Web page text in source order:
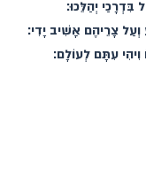
יְהַלֵּכוּ׃
צָרֵיהֶם אָשִׁיב יָדִי׃
עִתָּם לְעוֹלָם׃